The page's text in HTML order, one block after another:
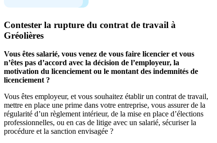
Contester la rupture du contrat de travail à
Gréolières
Vous êtes salarié, vous venez de vous faire licencier et vous
n’êtes pas d’accord avec la décision de l’employeur, la
motivation du licenciement ou le montant des indemnités de
licenciement ?
Vous êtes employeur, et vous souhaitez établir un contrat de travail,
mettre en place une prime dans votre entreprise, vous assurer de la
régularité d’un règlement intérieur, de la mise en place d’élections
professionnelles, ou en cas de litige avec un salarié, sécuriser la
procédure et la sanction envisagée ?